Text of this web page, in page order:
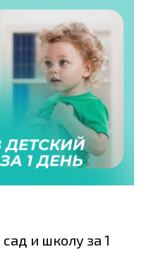
и школу за 1